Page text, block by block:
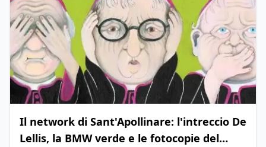
Il network di Sant'Apollinare: l'intreccio De
Lellis, la BMW verde e le fotocopie del